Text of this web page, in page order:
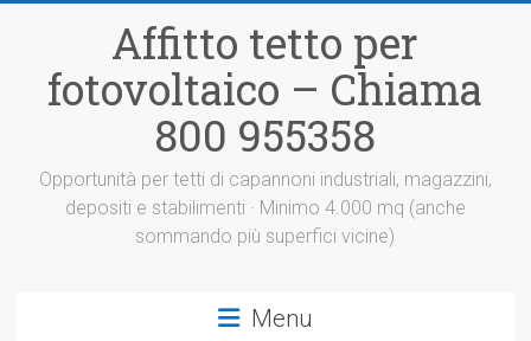
Affitto tetto per
fotovoltaico – Chiama
800 955358
Opportunità per tetti di capannoni industriali, magazzini,
depositi e stabilimenti · Minimo 4.000 mq (anche
sommando più superfici vicine)
Menu